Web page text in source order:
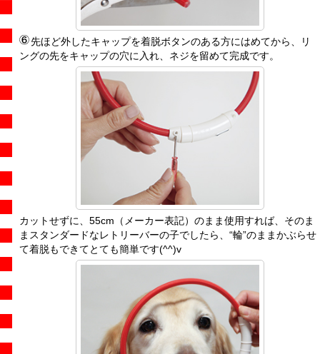
先ほど外したキャップを着脱ボタンのある方にはめてから、リ
ングの先をキャップの穴に入れ、ネジを留めて完成です。
カットせずに、55cm（メーカー表記）のまま使用すれば、そのま
まスタンダードなレトリーバーの子でしたら、“輪”のままかぶらせ
て着脱もできてとても簡単です(^^)v